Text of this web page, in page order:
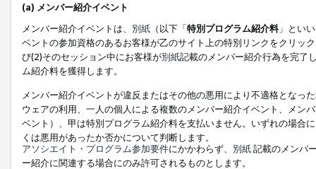
(a) メンバー紹介イベント
メンバー紹介イベントは、 別紙 （以下「特別プログラム紹介料」とい
ベントの参加資格のあるお客様が乙のサイト上の特別リンクをクリッ
び(2)そのセッション中にお客様が別紙記載のメンバー紹介行為を完了
ム紹介料を獲得します。
メンバー紹介イベントが違反またはその他の悪用により不適格となっ
ウェアの利用、一人の個人による複数のメンバー紹介イベント、メン
ベント）、甲は特別プログラム紹介料を支払いません。いずれの場合
くは悪用があったか否かについて判断します。
アソシエイト・プログラム参加要件にかかわらず、 別紙記載のメンバ
ー紹介に関連する場合にのみ許可されるものとします。